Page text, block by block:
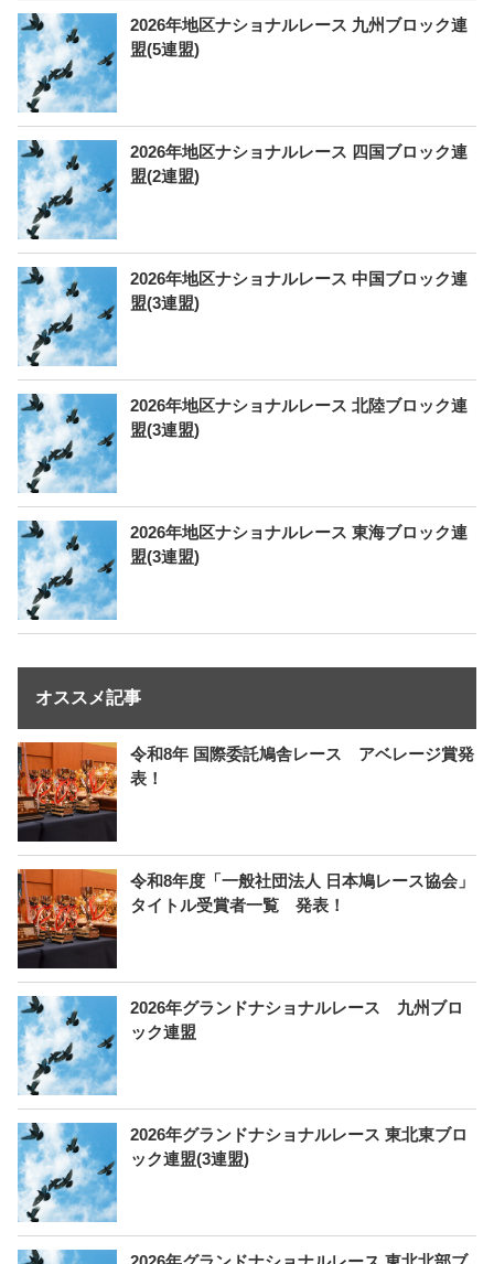
2026年地区ナショナルレース 九州ブロック連
盟(5連盟)
2026年地区ナショナルレース 四国ブロック連
盟(2連盟)
2026年地区ナショナルレース 中国ブロック連
盟(3連盟)
2026年地区ナショナルレース 北陸ブロック連
盟(3連盟)
2026年地区ナショナルレース 東海ブロック連
盟(3連盟)
オススメ記事
令和8年 国際委託鳩舎レース アベレージ賞発
表！
令和8年度「一般社団法人 日本鳩レース協会」
タイトル受賞者一覧 発表！
2026年グランドナショナルレース 九州ブロ
ック連盟
2026年グランドナショナルレース 東北東ブロ
ック連盟(3連盟)